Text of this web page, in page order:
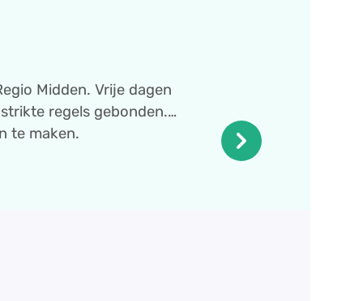
Midden. Vrije dagen
regels gebonden.
te maken.
keyboard_arrow_right